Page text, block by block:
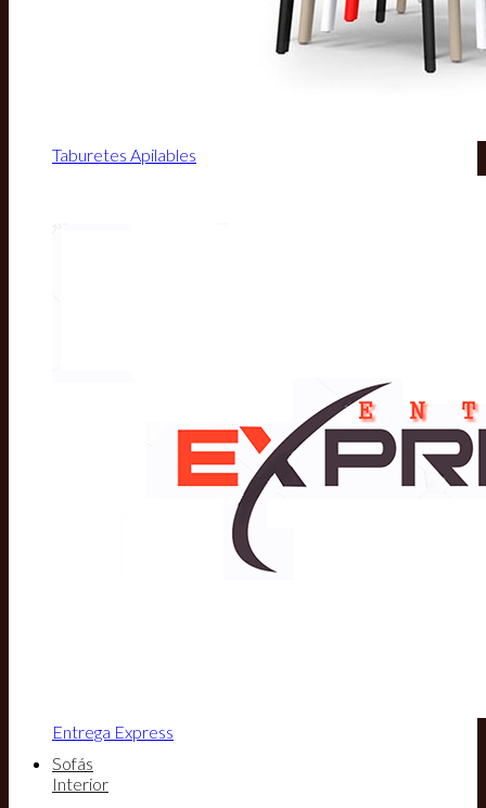
Taburetes Apilables
Entrega Express
Sofás
Interior